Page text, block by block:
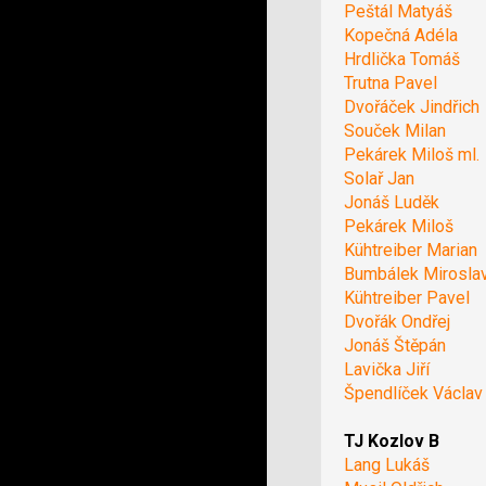
Peštál Matyáš
Kopečná Adéla
Hrdlička Tomáš
Trutna Pavel
Dvořáček Jindřich
Souček Milan
Pekárek Miloš ml.
Solař Jan
Jonáš Luděk
Pekárek Miloš
Kühtreiber Marian
Bumbálek
Kühtreiber Pavel
Dvořák Ondřej
Jonáš Štěpán
Lavička Jiří
Špendlíček Václav
TJ Kozlov B
Lang Lukáš